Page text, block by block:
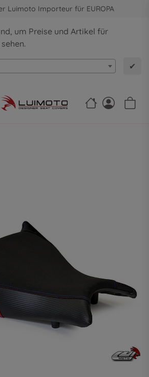
Luimoto Importeur für EUROPA
um Preise und Artikel für
✔